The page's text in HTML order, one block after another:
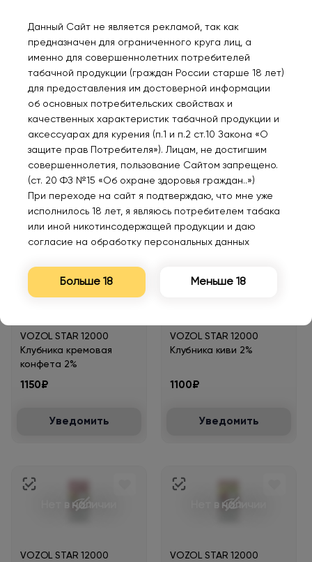
Нет в наличии
VOZOL STAR 12000
Персик манго арбуз 2%
1150₽
Уведомить
Нет в наличии
VOZOL STAR 12000
Лимон мята 2%
1100₽
Уведомить
Нет в наличии
VOZOL STAR 12000
Клубника кремовая
конфета 2%
1150₽
Уведомить
Нет в наличии
VOZOL STAR 12000
Клубника киви 2%
1100₽
Уведомить
Нет в наличии
VOZOL STAR 12000
Нет в наличии
VOZOL STAR 12000
Данный Сайт не является рекламой, так как
предназначен для ограниченного круга лиц, а
именно для совершеннолетних потребителей
табачной продукции (граждан России старше 18 лет)
для предоставления им достоверной информации
об основных потребительских свойствах и
качественных характеристик табачной продукции и
аксессуарах для курения (п.1 и п.2 ст.10 Закона «О
защите прав Потребителя»). Лицам, не достигшим
совершеннолетия, пользование Сайтом запрещено.
(ст. 20 ФЗ №15 «Об охране здоровья граждан..»)
При переходе на сайт я подтверждаю, что мне уже
исполнилось 18 лет, я являюсь потребителем табака
или иной никотинсодержащей продукции и даю
согласие на обработку персональных данных
Больше 18 Меньше 18